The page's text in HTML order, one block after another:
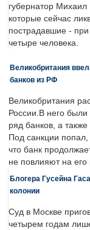
губернатор
которые сейчас
пострадавшие -
четыре человека.
Великобритания
банков из РФ
Великобритания
России.В него
ряд банков, а
Под санкции
что банк
не повлияют на его
Блогера Гусейна
колонии
Суд в Москве
четырем годам